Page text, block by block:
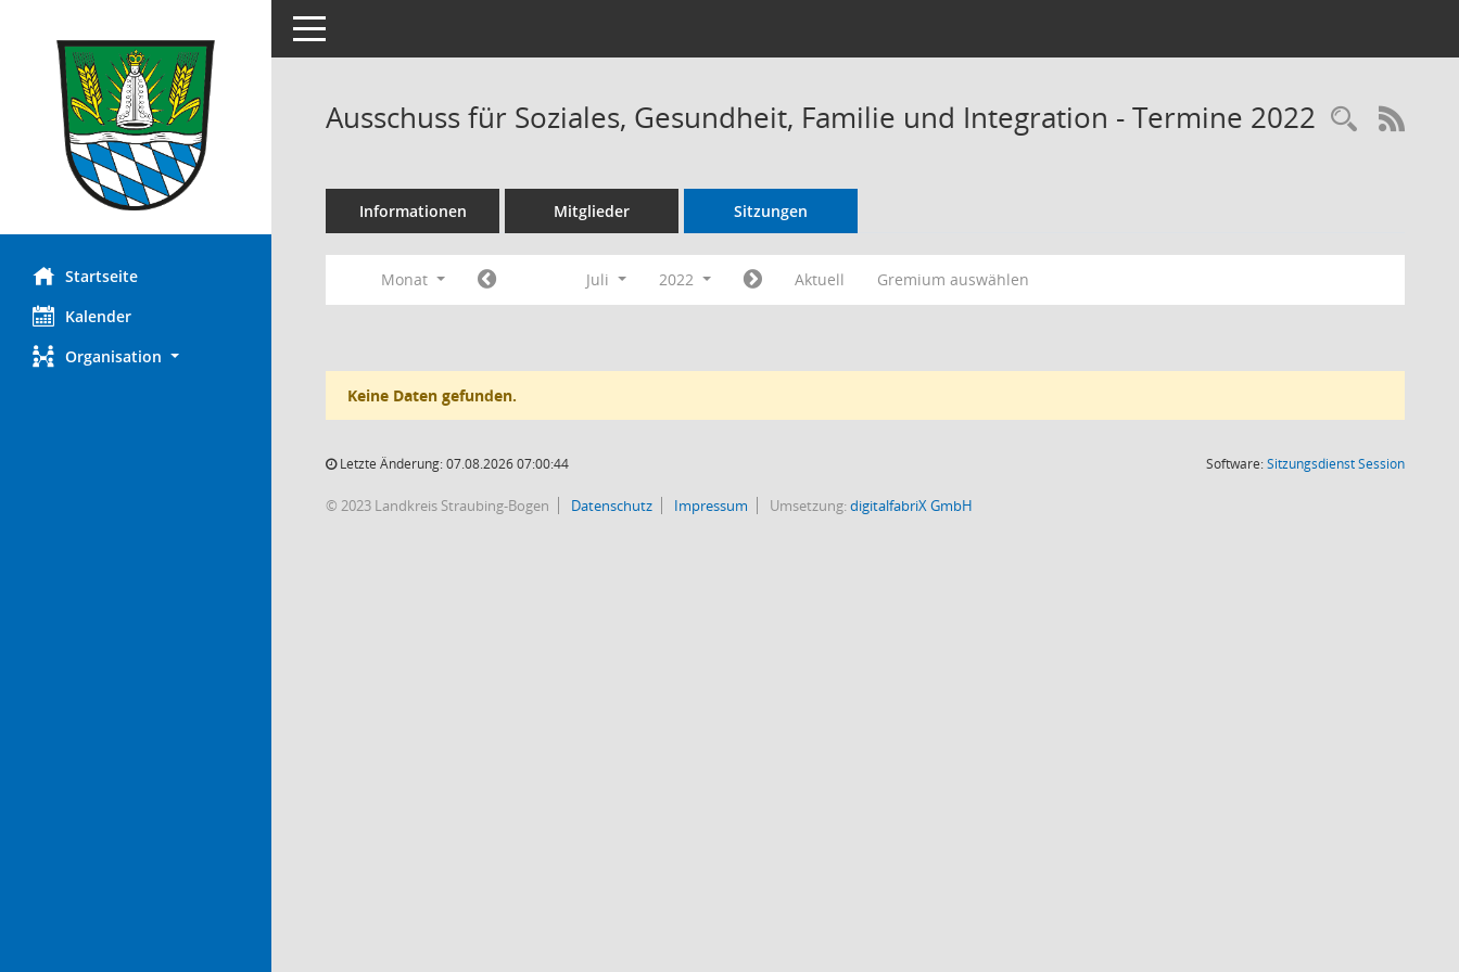
Startseite
Kalender
Organisation
Toggle navigation
Ausschuss für Soziales, Gesundheit, Familie und Integration - Termine 2022
Informationen Mitglieder Sitzungen
Monat Juli 2022 Aktuell Gremium auswählen
Keine Daten gefunden.
Letzte Änderung: 07.08.2026 07:00:44 Software:SitzungsdienstSession(Wird in
© 2023 Landkreis Straubing-Bogen Datenschutz Impressum Umsetzung:digitalfabriX GmbH